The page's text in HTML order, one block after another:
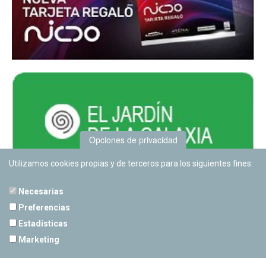
Opciones de privacidad
Utilizamos cookies propias y de terceros para los siguientes fines:
Necesarias
Preferencias
Estadísticas
Marketing